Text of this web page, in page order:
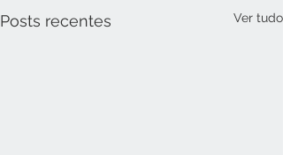
Posts recentes Ver tudo